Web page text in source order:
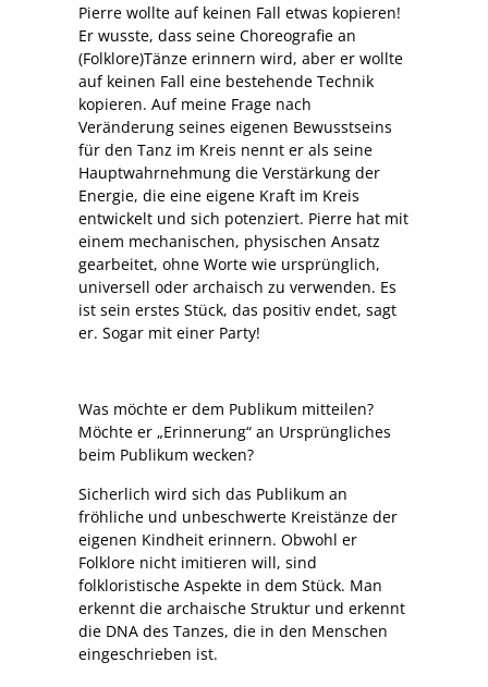
Pierre wollte auf keinen Fall etwas kopieren!
Er wusste, dass seine Choreografie an
(Folklore)Tänze erinnern wird, aber er wollte
auf keinen Fall eine bestehende Technik
kopieren. Auf meine Frage nach
Veränderung seines eigenen Bewusstseins
für den Tanz im Kreis nennt er als seine
Hauptwahrnehmung die Verstärkung der
Energie, die eine eigene Kraft im Kreis
entwickelt und sich potenziert. Pierre hat mit
einem mechanischen, physischen Ansatz
gearbeitet, ohne Worte wie ursprünglich,
universell oder archaisch zu verwenden. Es
ist sein erstes Stück, das positiv endet, sagt
er. Sogar mit einer Party!
Was möchte er dem Publikum mitteilen?
Möchte er „Erinnerung“ an Ursprüngliches
beim Publikum wecken?
Sicherlich wird sich das Publikum an
fröhliche und unbeschwerte Kreistänze der
eigenen Kindheit erinnern. Obwohl er
Folklore nicht imitieren will, sind
folkloristische Aspekte in dem Stück. Man
erkennt die archaische Struktur und erkennt
die DNA des Tanzes, die in den Menschen
eingeschrieben ist.